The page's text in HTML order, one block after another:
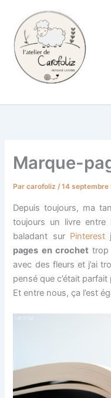
contenu
Marque-
Parcarofoliz/14 septembre
Depuis toujours, ma
toujours un livre
baladant sur Pinterest
pages en crochet trop
avec des fleurs et j’ai
pensé que c’était parfait
Et entre nous, ça l’est